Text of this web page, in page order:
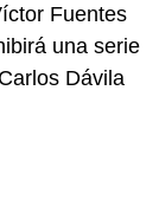
Fuentes
una serie
Dávila